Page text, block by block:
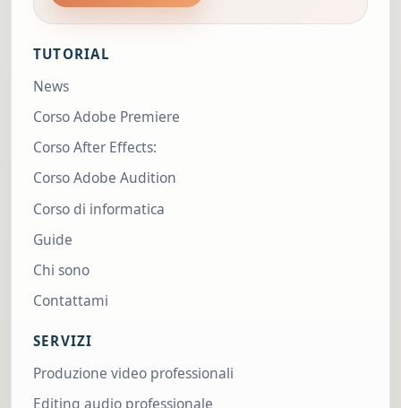
TUTORIAL
News
Corso Adobe Premiere
Corso After Effects:
Corso Adobe Audition
Corso di informatica
Guide
Chi sono
Contattami
SERVIZI
Produzione video professionali
Editing audio professionale